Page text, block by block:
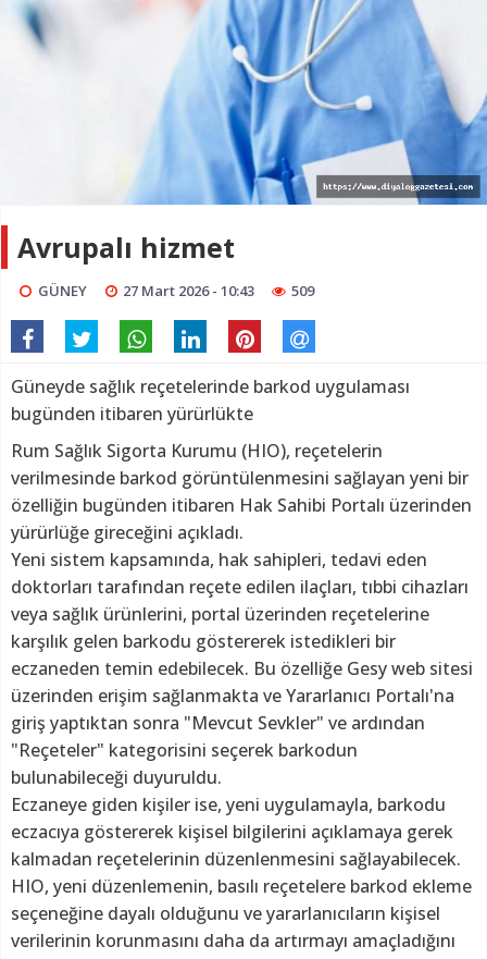
Avrupalı hizmet
GÜNEY 27 Mart 2026 - 10:43 509
Güneyde sağlık reçetelerinde barkod uygulaması
bugünden itibaren yürürlükte
Rum Sağlık Sigorta Kurumu (HIO), reçetelerin
verilmesinde barkod görüntülenmesini sağlayan yeni bir
özelliğin bugünden itibaren Hak Sahibi Portalı üzerinden
yürürlüğe gireceğini açıkladı.
Yeni sistem kapsamında, hak sahipleri, tedavi eden
doktorları tarafından reçete edilen ilaçları, tıbbi cihazları
veya sağlık ürünlerini, portal üzerinden reçetelerine
karşılık gelen barkodu göstererek istedikleri bir
eczaneden temin edebilecek. Bu özelliğe Gesy web sitesi
üzerinden erişim sağlanmakta ve Yararlanıcı Portalı'na
giriş yaptıktan sonra "Mevcut Sevkler" ve ardından
"Reçeteler" kategorisini seçerek barkodun
bulunabileceği duyuruldu.
Eczaneye giden kişiler ise, yeni uygulamayla, barkodu
eczacıya göstererek kişisel bilgilerini açıklamaya gerek
kalmadan reçetelerinin düzenlenmesini sağlayabilecek.
HIO, yeni düzenlemenin, basılı reçetelere barkod ekleme
seçeneğine dayalı olduğunu ve yararlanıcıların kişisel
verilerinin korunmasını daha da artırmayı amaçladığını